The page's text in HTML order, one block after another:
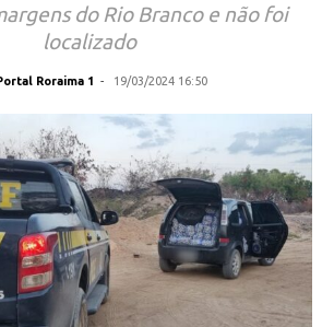
do Rio Branco e não foi
localizado
Roraima 1 - 19/03/2024 16:50